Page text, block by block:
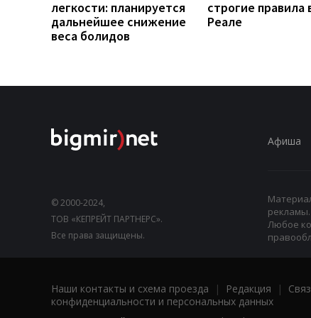
легкости: планируется
дальнейшее снижение
веса болидов
строгие правила
Реале
© 2000-2024,
ТОВ «КЕПРЕЙТ ПАРТНЕРС».
Все права защищены.
Афиша
рекламы.
Любое
Наши контакты и схема проезда | Редакция |
конфиденциальности и персональных данных